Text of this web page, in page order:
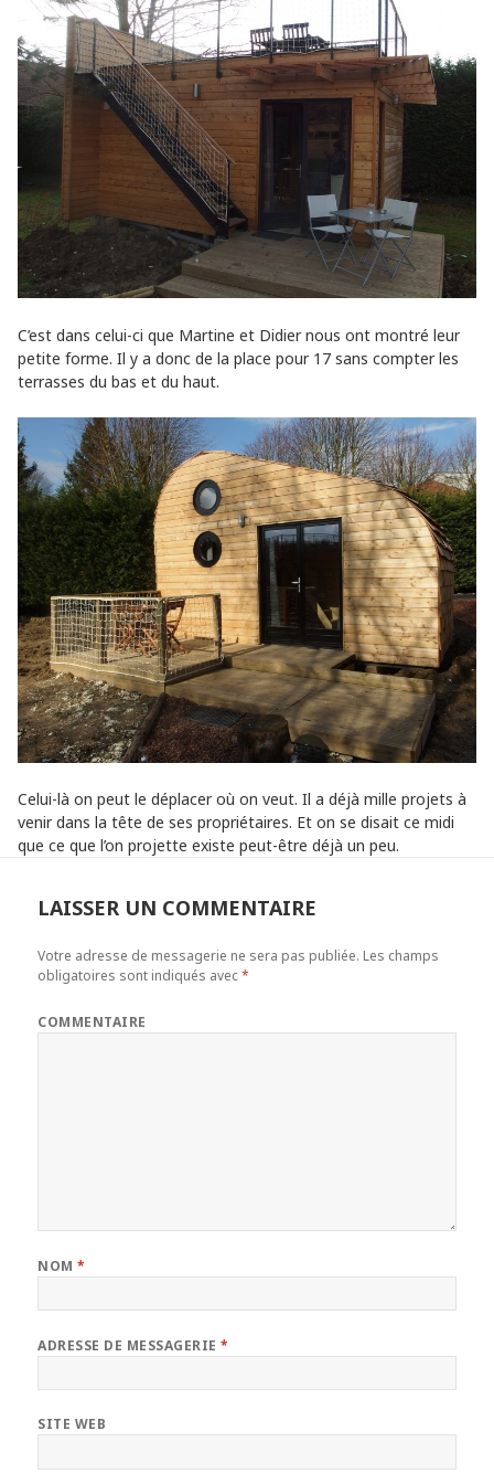
C’est dans celui-ci que Martine et Didier nous ont montré leur
petite forme. Il y a donc de la place pour 17 sans compter les
terrasses du bas et du haut.
Celui-là on peut le déplacer où on veut. Il a déjà mille projets à
venir dans la tête de ses propriétaires. Et on se disait ce midi
que ce que l’on projette existe peut-être déjà un peu.
LAISSER UN COMMENTAIRE
Votre adresse de messagerie ne sera pas publiée. Les champs
obligatoires sont indiqués avec*
COMMENTAIRE
NOM*
ADRESSE DE MESSAGERIE*
SITE WEB